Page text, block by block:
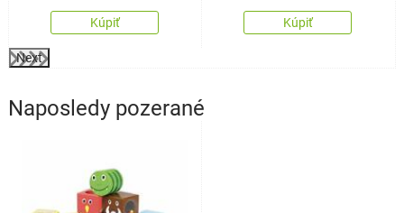
Kúpiť Kúpiť
Next
Naposledy pozerané